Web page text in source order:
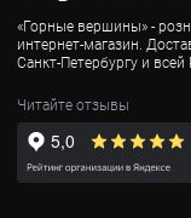
«Горные вершины» -
интернет-магазин.
Санкт-Петербургу и всей
Читайте отзывы